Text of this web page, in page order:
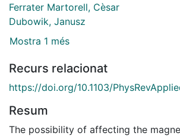
Ferrater Martorell, Cèsar
Dubowik, Janusz
Mostra 1 més
Recurs relacionat
https://doi.org/10.1103/
Resum
The possibility of affecting the